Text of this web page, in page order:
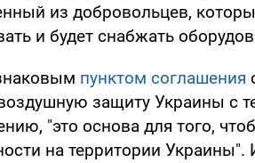
из добровольцев,
и будет снабжать
пунктом соглашения
защиту Украины с
"это основа для того,
на территории Украины".